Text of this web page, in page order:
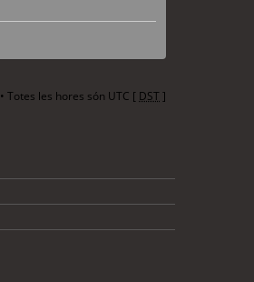
• Totes les hores són UTC [ DST]